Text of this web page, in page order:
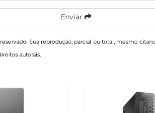
Enviar
Sua reprodução, parcial ou total, mesmo
autorais.